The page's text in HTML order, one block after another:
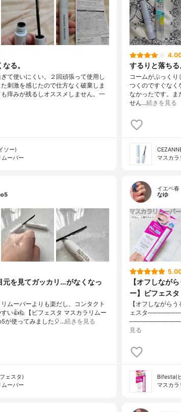
る。
て使いにくい。２回頑張って使用し
刺激を感じたので仕方なく破棄しま
痒みが残るしオススメしません。一
ソー)
ムーバー
するりと落ちる
コームがぷっくり
つくのですぐなく
なかったです。ま
せん…続きを見る
マスカラ
元を見てガッカリ…がなくなっ
ムーバーよりも楽だし、コンタクト
い👍⁡⁡⁡🙋【ビフェスタ マスカラリムー
が使ってみました🎈…続きを見る
ェスタ)
ムーバー
イエベ春
なゆ
【オフしなが
ー】ビフェスタ
【オフしながら
ェスタ
────────────
見る
Bifesta(
マスカラ